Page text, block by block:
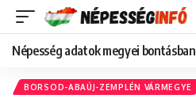
Népesség adatok megyei bontásban
BORSOD-ABAÚJ-ZEMPLÉN VÁRMEGYE